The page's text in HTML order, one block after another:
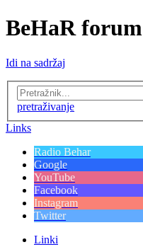
BeHaR forum
Idi na sadržaj
pretraživanje
Links
Radio Behar
Google
YouTube
Facebook
Instagram
Twitter
Linki